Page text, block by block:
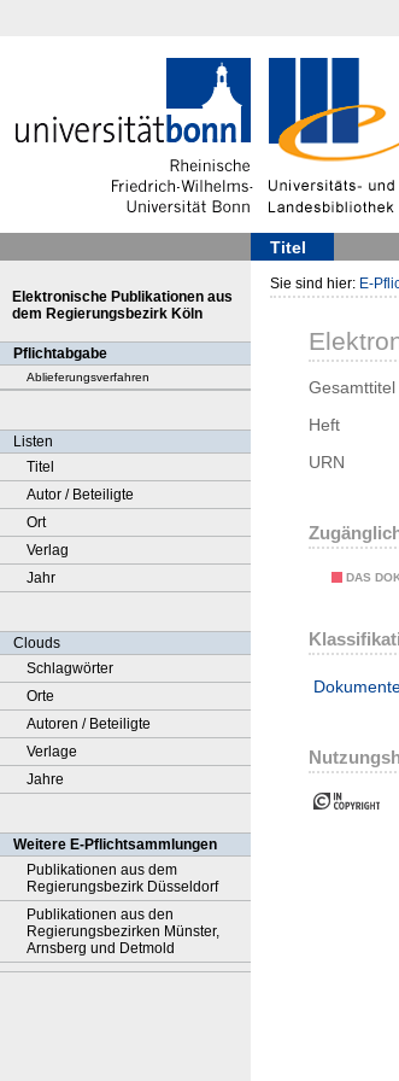
Titel
Elektronische Publikationen aus
dem Regierungsbezirk Köln
Pflichtabgabe
Ablieferungsverfahren
Listen
Titel
Autor / Beteiligte
Ort
Verlag
Jahr
Clouds
Schlagwörter
Orte
Autoren / Beteiligte
Verlage
Jahre
Weitere E-Pflichtsammlungen
Publikationen aus dem
Regierungsbezirk Düsseldorf
Publikationen aus den
Regierungsbezirken Münster,
Arnsberg und Detmold
Sie sind hier: E-
Gesamttitel
Heft
URN
DAS